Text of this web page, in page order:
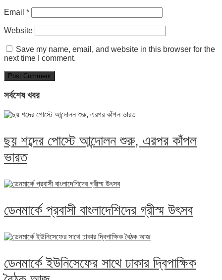
Email *
Website
Save my name, email, and website in this browser for the
next time I comment.
সর্বশেষ খবর
ছয় শব্দের পোস্টে আন্দোলন শুরু, এরপর কাঁপল
ভারত
ডেনমার্কে প্রবাসী বাংলাদেশিদের গ্রীস্ম উৎসব
ডেনমার্কে ইউনিসেফের সাথে ঢাকার দ্বিপাক্ষিক